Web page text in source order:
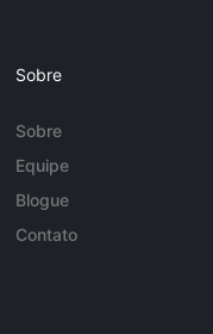
Sobre
Sobre
Equipe
Blogue
Contato